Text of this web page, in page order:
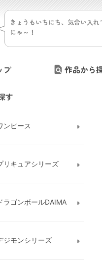
きょうもいちにち、気合い入れ
にゃ～！
プ 作品から
す
ンピース
リキュアシリーズ
ラゴンボールDAIMA
ジモンシリーズ